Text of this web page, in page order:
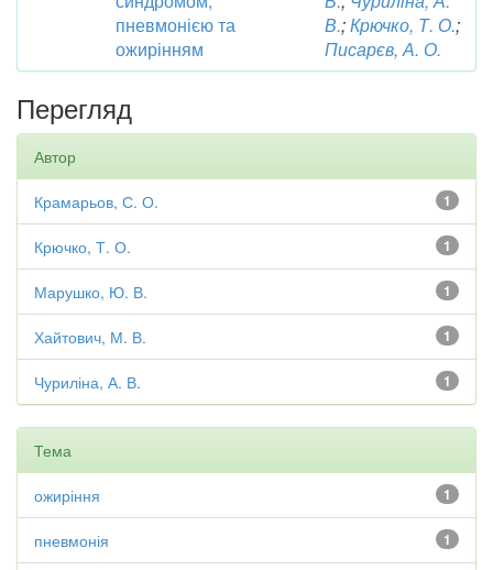
пневмонією та
ожирінням
В.;Крючко, Т. О.;
Писарєв, А. О.
Перегляд
Автор
1
Крамарьов, С. О.
1
Крючко, Т. О.
1
Марушко, Ю. В.
1
Хайтович, М. В.
1
Чуриліна, А. В.
Тема
1
ожиріння
1
пневмонія